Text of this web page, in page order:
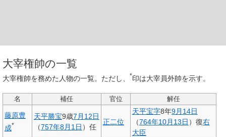
大宰権帥の一覧
大宰権帥を務めた人物の一覧。ただし、 *印は大宰員外帥を示す。
名 補任 官位 解任
藤原豊
成*
天平勝宝9歳7月12日
（757年8月1日 ）任
正二位
天平宝字8年9月14日
（764年10月13日 ）復右
大臣